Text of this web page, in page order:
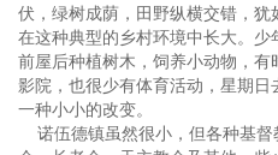
伏，绿树成荫，田野纵横交错，
在这种典型的乡村环境中长大。
前屋后种植树木，饲养小动物，
影院，也很少有体育活动，星期
一种小小的改变。
诺伍德镇虽然很小，但各种基督